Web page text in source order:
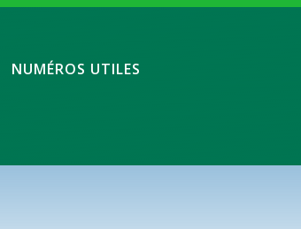
NUMÉROS UTILES